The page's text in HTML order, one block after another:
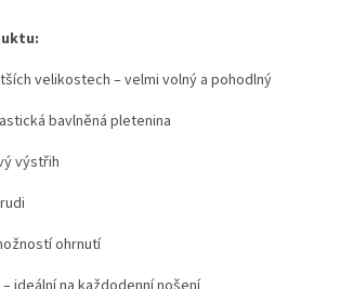
velikostech – velmi volný a pohodlný
bavlněná pletenina
výstřih
ohrnutí